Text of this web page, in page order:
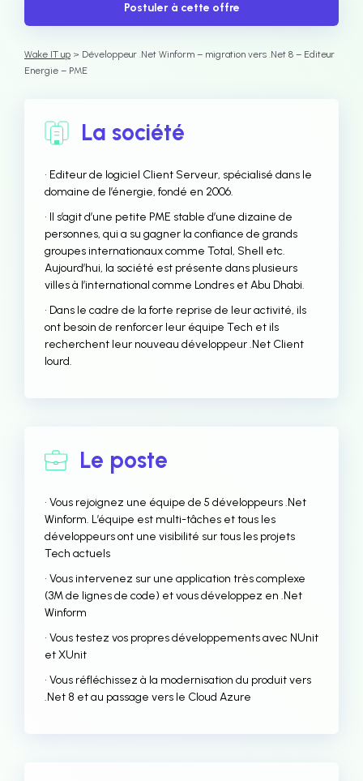
Postuler à cette offre
Wake IT up > Développeur .Net Winform – migration vers .Net 8 – Editeur
Energie – PME
La société
• Editeur de logiciel Client Serveur, spécialisé dans le
domaine de l’énergie, fondé en 2006.
• Il s’agit d’une petite PME stable d’une dizaine de
personnes, qui a su gagner la confiance de grands
groupes internationaux comme Total, Shell etc.
Aujourd’hui, la société est présente dans plusieurs
villes à l’international comme Londres et Abu Dhabi.
• Dans le cadre de la forte reprise de leur activité, ils
ont besoin de renforcer leur équipe Tech et ils
recherchent leur nouveau développeur .Net Client
lourd.
Le poste
• Vous rejoignez une équipe de 5 développeurs .Net
Winform. L’équipe est multi-tâches et tous les
développeurs ont une visibilité sur tous les projets
Tech actuels
• Vous intervenez sur une application très complexe
(3M de lignes de code) et vous développez en .Net
Winform
• Vous testez vos propres développements avec NUnit
et XUnit
• Vous réfléchissez à la modernisation du produit vers
.Net 8 et au passage vers le Cloud Azure